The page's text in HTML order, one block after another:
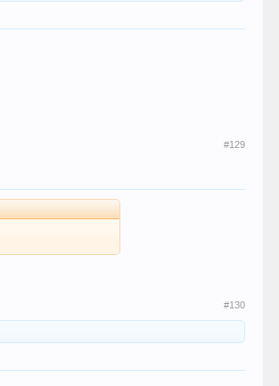
#129
#130